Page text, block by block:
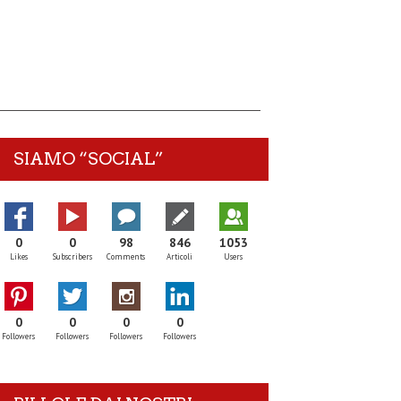
SIAMO “SOCIAL”
0
Likes
0
Subscribers
98
Comments
846
Articoli
1053
Users
0
Followers
0
Followers
0
Followers
0
Followers